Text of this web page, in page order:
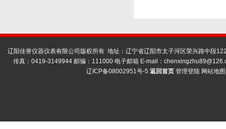
辽阳佳誉仪器仪表有限公司版权所有 地址：辽宁省辽阳市太子河区荣兴路中段
传真：0419-3149944 邮编：111000 电子邮箱 E-mail：
辽ICP备08002951号-5 返回首页 管理登陆 网站地图